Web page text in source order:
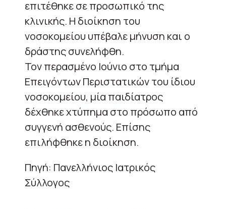
επιτέθηκε σε προσωπικό της
κλινικής. Η διοίκηση του
νοσοκομείου υπέβαλε μήνυση και ο
δράστης συνελήφθη.
Τον περασμένο Ιούνιο στο τμήμα
Επειγόντων Περιστατικών του ίδιου
νοσοκομείου, μία παιδίατρος
δέχθηκε χτύπημα στο πρόσωπο από
συγγενή ασθενούς. Επίσης
επιλήφθηκε η διοίκηση.
Πηγή: Πανελλήνιος Ιατρικός
Σύλλογος